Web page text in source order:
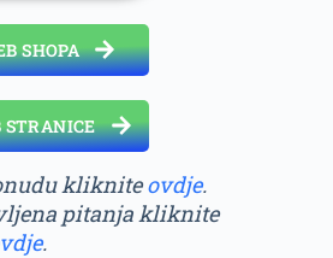
SHOPA
STRANICE
klikniteovdje.
pitanja kliknite
.